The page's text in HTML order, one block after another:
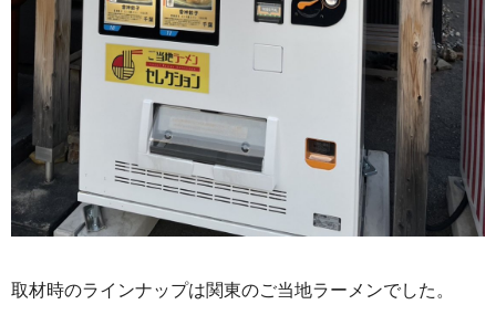
取材時のラインナップは関東のご当地ラーメンでした。